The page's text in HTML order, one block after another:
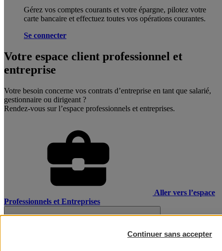
Gérez vos comptes courants et votre épargne, pilotez votre
carte bancaire et effectuez toutes vos opérations courantes.
Se connecter
Votre espace client professionnel et
entreprise
Votre besoin concerne vos contrats d’entreprise en tant que salarié,
gestionnaire ou dirigeant ?
Rendez-vous sur l’espace professionnels et entreprises.
Aller vers l’espace
Professionnels et Entreprises
Continuer sans accepter